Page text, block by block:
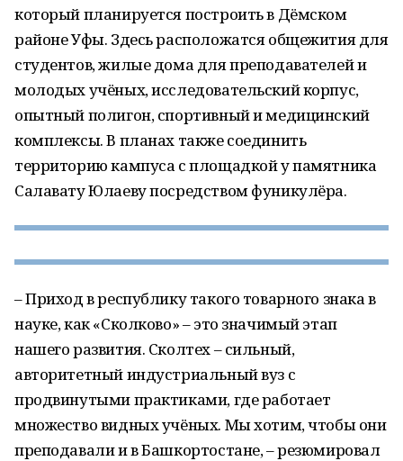
который планируется построить в Дёмском
районе Уфы. Здесь расположатся общежития для
студентов, жилые дома для преподавателей и
молодых учёных, исследовательский корпус,
опытный полигон, спортивный и медицинский
комплексы. В планах также соединить
территорию кампуса с площадкой у памятника
Салавату Юлаеву посредством фуникулёра.
– Приход в республику такого товарного знака в
науке, как «Сколково» – это значимый этап
нашего развития. Сколтех – сильный,
авторитетный индустриальный вуз с
продвинутыми практиками, где работает
множество видных учёных. Мы хотим, чтобы они
преподавали и в Башкортостане, – резюмировал